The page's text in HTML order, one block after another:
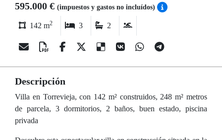
595.000 € (impuestos y gastos no incluídos)
142 m2 3 2
Descripción
Villa en Torrevieja, con 142 m² construidos, 248 m² metros
de parcela, 3 dormitorios, 2 baños, buen estado, piscina
privada